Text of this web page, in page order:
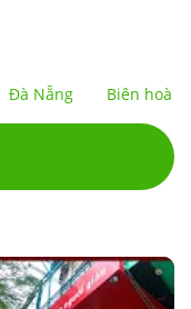
Đà Nẵng Biên hoà